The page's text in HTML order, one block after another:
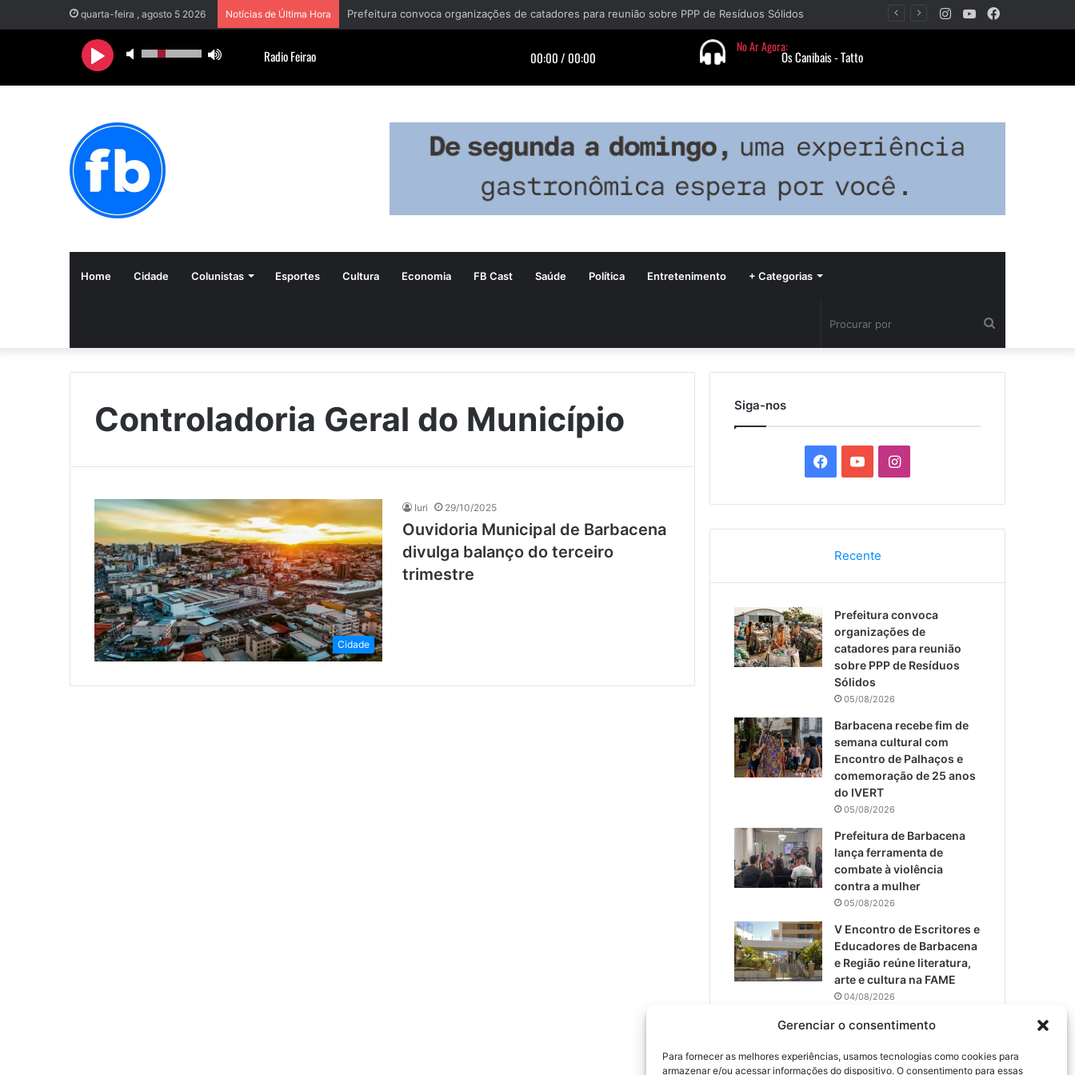
Gerenciar o consentimento
Para fornecer as melhores experiências, usamos tecnologias como cookies para
armazenar e/ou acessar informações do dispositivo. O consentimento para essas
quarta-feira , agosto 5 2026 Notícias de Última Hora Prefeitura convoca organizações de catadores para reunião sobre PPP de Resíduos Sólidos YouTube
Instagram
Home Cidade Colunistas Esportes Cultura Economia FB Cast Saúde Política Entretenimento + Categorias
por
Controladoria Geral do Município
Cidade
Iuri 29/10/2025
Ouvidoria Municipal de Barbacena
divulga balanço do terceiro
trimestre
Siga-nos
c
e
b
o
o
k
u
T
u
b
e
I
s
a
g
r
Recente
Prefeitura convoca
organizações de
catadores para reunião
sobre PPP de Resíduos
Sólidos
05/08/2026
Barbacena recebe fim de
semana cultural com
Encontro de Palhaços e
comemoração de 25 anos
do IVERT
05/08/2026
Prefeitura de Barbacena
lança ferramenta de
combate à violência
contra a mulher
05/08/2026
V Encontro de Escritores e
Educadores de Barbacena
e Região reúne literatura,
arte e cultura na FAME
04/08/2026
Teatro da Pedra apresenta
João del-Rei